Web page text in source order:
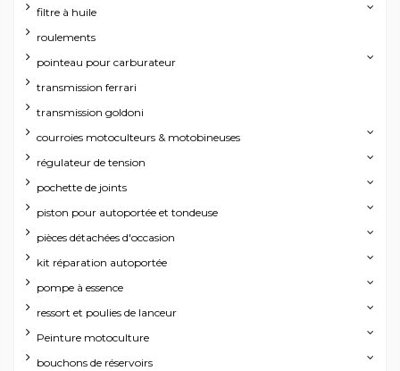
filtre à huile
roulements
pointeau pour carburateur
transmission ferrari
transmission goldoni
courroies motoculteurs & motobineuses
régulateur de tension
pochette de joints
piston pour autoportée et tondeuse
pièces détachées d'occasion
kit réparation autoportée
pompe à essence
ressort et poulies de lanceur
Peinture motoculture
bouchons de réservoirs